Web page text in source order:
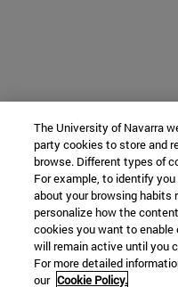
The University of Navarra
party cookies to store and
browse. Different types of
For example, to identify
about your browsing habits
personalize how the
cookies you want to
will remain active until you
For more detailed
our Cookie Policy.